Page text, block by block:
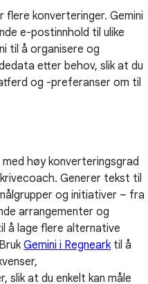
flere konverteringer. Gemini
e-postinnhold til ulike
til å organisere og
etter behov, slik at du
og -preferanser om til
høy konverteringsgrad
Generer tekst til
og initiativer – fra
arrangementer og
å lage flere alternative
Gemini i Regnearktil å
slik at du enkelt kan måle